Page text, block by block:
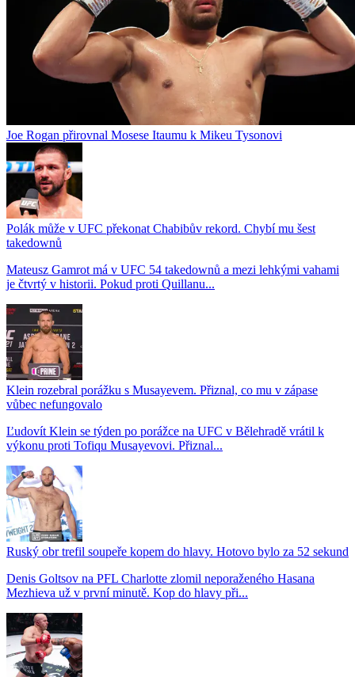
Joe Rogan přirovnal Mosese Itaumu k Mikeu Tysonovi
Polák může v UFC překonat Chabibův rekord. Chybí mu šest
takedownů
Mateusz Gamrot má v UFC 54 takedownů a mezi lehkými vahami
je čtvrtý v historii. Pokud proti Quillanu...
Klein rozebral porážku s Musayevem. Přiznal, co mu v zápase
vůbec nefungovalo
Ľudovít Klein se týden po porážce na UFC v Bělehradě vrátil k
výkonu proti Tofiqu Musayevovi. Přiznal...
Ruský obr trefil soupeře kopem do hlavy. Hotovo bylo za 52 sekund
Denis Goltsov na PFL Charlotte zlomil neporaženého Hasana
Mezhieva už v první minutě. Kop do hlavy při...